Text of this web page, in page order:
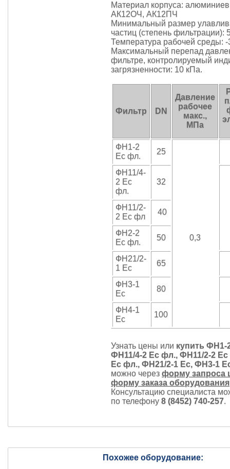
Материал корпуса:
АК12ОЧ, АК12ПЧ
Минимальный размер
частиц (степень фильтрации):
Температура рабочей среды:
Максимальный перепад
фильтре, контролируемый
загрязненности: 10 кПа.
Фильтр DN
Давление
рабочее
макс.,
МПа
ФН1-2
Ес фл.
25
0,3
ФН11/4-
2 Ес
фл.
32
ФН11/2-
2 Ес фл
40
ФН2-2
Ес фл.
50
ФН21/2-
1 Ес
65
ФН3-1
Ес
80
ФН4-1
Ес
100
Узнать цены или купить ФН1-
ФН11/4-2 Ес фл., ФН11/2-2
Ес фл., ФН21/2-1 Ес, ФН3-1
можно через форму запроса
форму заказа оборудования
Консультацию специалиста
по телефону 8 (8452) 740-257.
Похожее оборудование: